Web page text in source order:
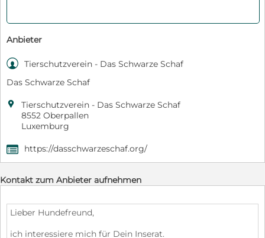
Anbieter
 Tierschutzverein - Das Schwarze Schaf
Das Schwarze Schaf

Tierschutzverein - Das Schwarze Schaf
8552 Oberpallen
Luxemburg
, https://dasschwarzeschaf.org/
Kontakt zum Anbieter aufnehmen